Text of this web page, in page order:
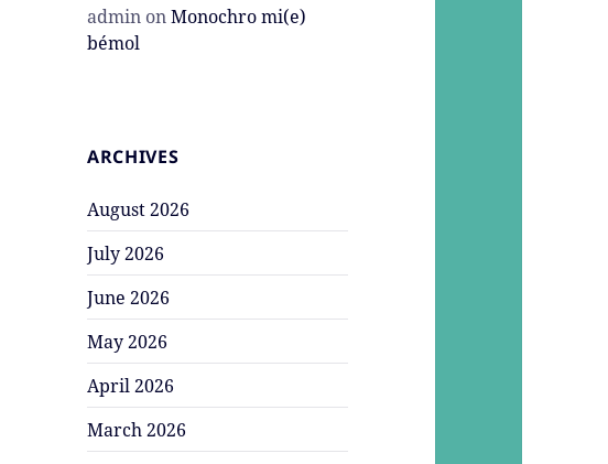
admin onMonochro mi(e)
bémol
ARCHIVES
August 2026
July 2026
June 2026
May 2026
April 2026
March 2026